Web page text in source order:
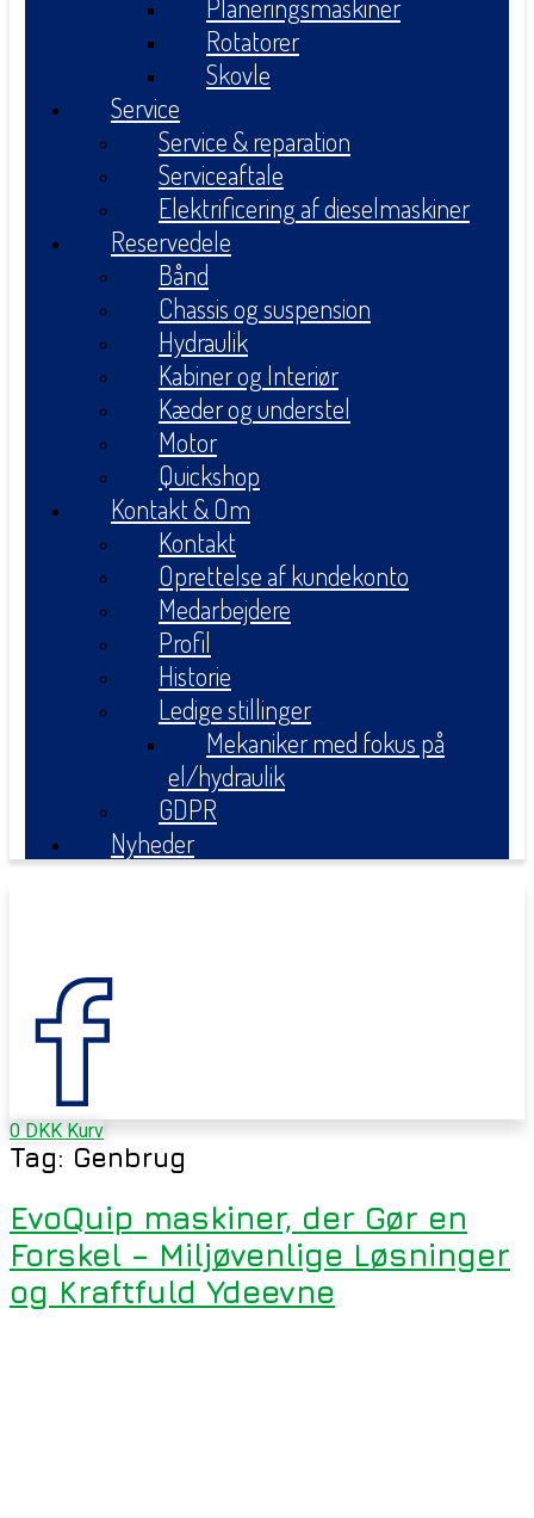
Planeringsmaskiner
Rotatorer
Skovle
Service
Service & reparation
Serviceaftale
Elektrificering af dieselmaskiner
Reservedele
Bånd
Chassis og suspension
Hydraulik
Kabiner og Interiør
Kæder og understel
Motor
Quickshop
Kontakt & Om
Kontakt
Oprettelse af kundekonto
Medarbejdere
Profil
Historie
Ledige stillinger
Mekaniker med fokus på
el/hydraulik
GDPR
Nyheder
0 DKK Kurv
Tag: Genbrug
EvoQuip maskiner, der Gør en
Forskel – Miljøvenlige Løsninger
og Kraftfuld Ydeevne